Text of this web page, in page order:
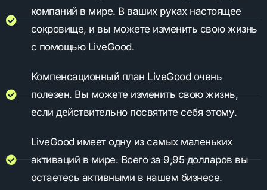
компаний в мире. В ваших руках настоящее
сокровище, и вы можете изменить свою жизнь
с помощью LiveGood.
Компенсационный план LiveGood очень
полезен. Вы можете изменить свою жизнь,
если действительно посвятите себя этому.
LiveGood имеет одну из самых маленьких
активаций в мире. Всего за 9,95 долларов вы
остаетесь активными в нашем бизнесе.